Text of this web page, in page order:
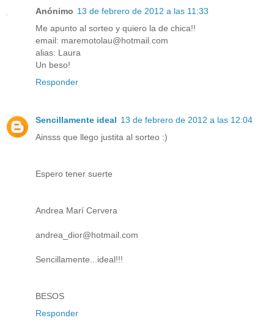
Anónimo 13 de febrero de 2012 a las 11:33
Me apunto al sorteo y quiero la de chica!!
email: maremotolau@hotmail.com
alias: Laura
Un beso!
Responder
Sencillamente ideal 13 de febrero de 2012 a las 12:04
Ainsss que llego justita al sorteo :)
Espero tener suerte
Andrea Marí Cervera
andrea_dior@hotmail.com
Sencillamente...ideal!!!
BESOS
Responder